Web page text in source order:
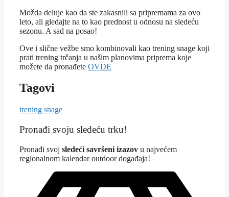
Možda deluje kao da ste zakasnili sa pripremama za ovo
leto, ali gledajte na to kao prednost u odnosu na sledeću
sezonu. A sad na posao!
Ove i slične vežbe smo kombinovali kao trening snage koji
prati trening trčanja u našim planovima priprema koje
možete da pronađete OVDE
Tagovi
trening snage
Pronađi svoju sledeću trku!
Pronađi svoj sledeći savršeni izazov u najvećem
regionalnom kalendar outdoor događaja!